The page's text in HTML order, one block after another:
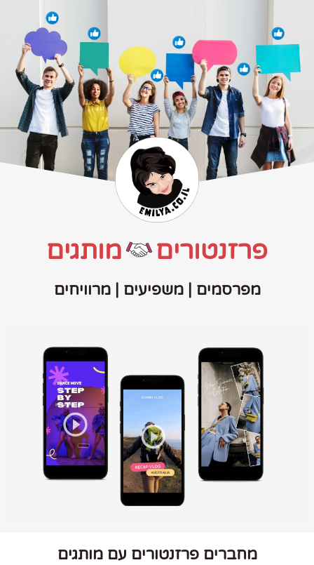
פרזנטורים מותגים
מפרסמים | משפיעים | מרוויחים
מחברים פרזנטורים עם מותגים